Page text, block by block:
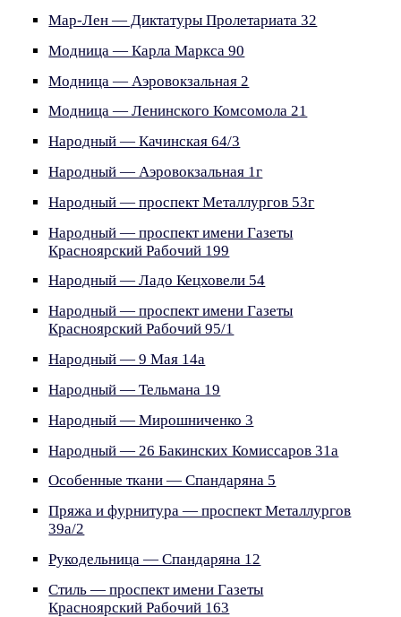
Мар-Лен — Диктатуры Пролетариата 32
Модница — Карла Маркса 90
Модница — Аэровокзальная 2
Модница — Ленинского Комсомола 21
Народный — Качинская 64/3
Народный — Аэровокзальная 1г
Народный — проспект Металлургов 53г
Народный — проспект имени Газеты
Красноярский Рабочий 199
Народный — Ладо Кецховели 54
Народный — проспект имени Газеты
Красноярский Рабочий 95/1
Народный — 9 Мая 14а
Народный — Тельмана 19
Народный — Мирошниченко 3
Народный — 26 Бакинских Комиссаров 31а
Особенные ткани — Спандаряна 5
Пряжа и фурнитура — проспект Металлургов
39а/2
Рукодельница — Спандаряна 12
Стиль — проспект имени Газеты
Красноярский Рабочий 163